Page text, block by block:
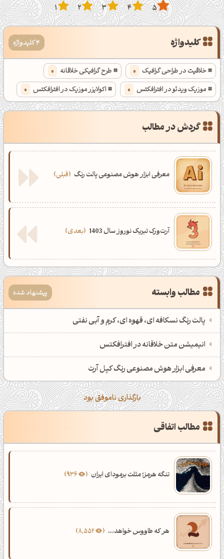
5
4
3
2
1
کلیدواژه 4 کلیدواژه
خلاقیت در طراحی گرافیک 0 طرح گرافیکی خلاقانه
0
موزیک ویدئو در افترافکتس 0 اکولایزر موزیک در افترافکتس 0
گردش در مطالب
معرفی ابزار هوش مصنوعی پالت رنگ قبلی
آرت‌ورک تبریک نوروز سال 1403 بعدی
مطالب وابسته پیشنهاد شده
پالت رنگ نسکافه ای، قهوه ای، کرم و آبی نفتی
انیمیشن متن خلاقانه در افترافکتس
معرفی ابزار هوش مصنوعی رنگ کپل آرت
بارگذاری ناموفق بود
مطالب اتفاقی
تنگه هرمز؛ مثلت برمودای ایران
هر که طاووس خواهد... 8,552